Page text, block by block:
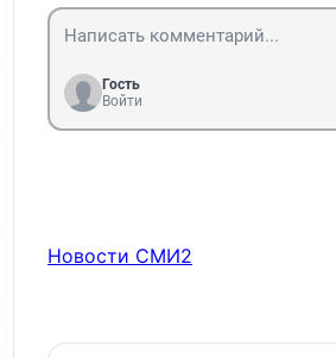
Гость
Войти
Новости СМИ2